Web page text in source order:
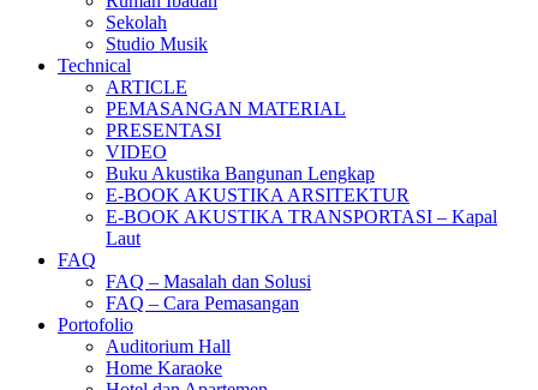
Sekolah
Studio Musik
Technical
ARTICLE
PEMASANGAN MATERIAL
PRESENTASI
VIDEO
Buku Akustika Bangunan Lengkap
E-BOOK AKUSTIKA ARSITEKTUR
E-BOOK AKUSTIKA TRANSPORTASI – Kapal
Laut
FAQ
FAQ – Masalah dan Solusi
FAQ – Cara Pemasangan
Portofolio
Auditorium Hall
Home Karaoke